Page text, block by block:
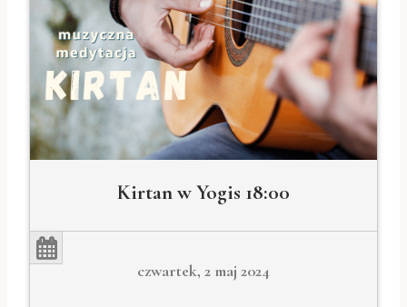
Kirtan w Yogis 18:00
czwartek, 2 maj 2024